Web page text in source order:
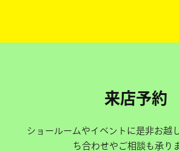
来店予約
ショールームやイベントに是非お越
ち合わせやご相談も承り